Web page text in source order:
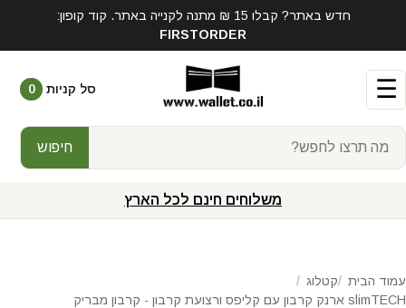
חדש באתר? קבלו 15 ₪ מתנה לקנייה באתר. קוד קופון:
FIRSTORDER
☰
חיפוש
סל קניות 0
משלוחים חינם לכל הארץ
עמוד הבית
קטלוג
slimTECH ארנק קרבון עם קליפס ורצועת קרבון - קרבון מבריק